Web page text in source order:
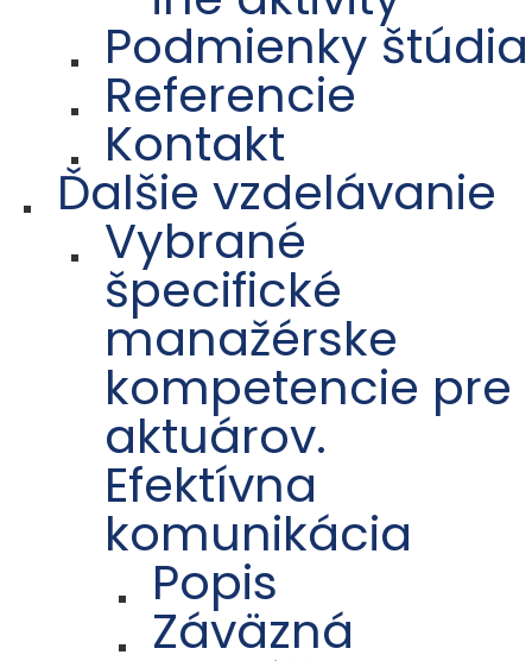
Podmienky štúdia
Referencie
Kontakt
Ďalšie vzdelávanie
Vybrané
špecifické
manažérske
kompetencie pre
aktuárov.
Efektívna
komunikácia
Popis
Záväzná